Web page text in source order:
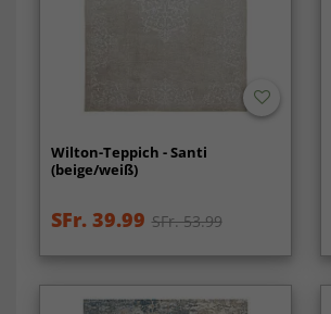
Wilton-Teppich - Santi
(beige/weiß)
SFr. 39.99 SFr. 53.99